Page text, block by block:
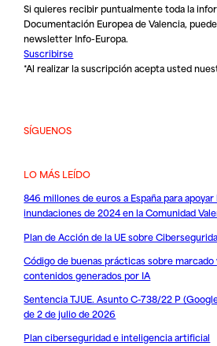
Si quieres recibir puntualmente toda la
Documentación Europea de Valencia,
newsletter Info-Europa.
Suscribirse
*Al realizar la suscripción acepta usted
SÍGUENOS
LO MÁS LEÍDO
846 millones de euros a España para
inundaciones de 2024 en la Comunidad
Plan de Acción de la UE sobre
Código de buenas prácticas sobre
contenidos generados por IA
Sentencia TJUE. Asunto C-738/22 P
de 2 de julio de 2026
Plan ciberseguridad e inteligencia artificial